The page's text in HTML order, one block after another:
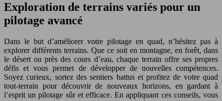
Exploration de terrains variés pour un
pilotage avancé
Dans le but d’améliorer votre pilotage en quad, n’hésitez pas à
explorer différents terrains. Que ce soit en montagne, en forêt, dans
le désert ou près des cours d’eau, chaque terrain offre ses propres
défis et vous permet de développer de nouvelles compétences.
Soyez curieux, sortez des sentiers battus et profitez de votre quad
tout-terrain pour découvrir de nouveaux horizons, en gardant à
l’esprit un pilotage sûr et efficace. En appliquant ces conseils, vous